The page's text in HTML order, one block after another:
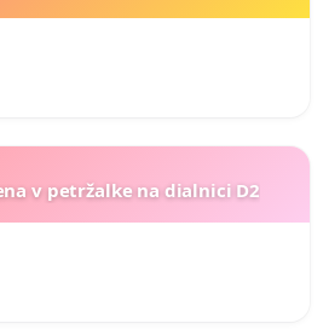
v petržalke na dialnici D2